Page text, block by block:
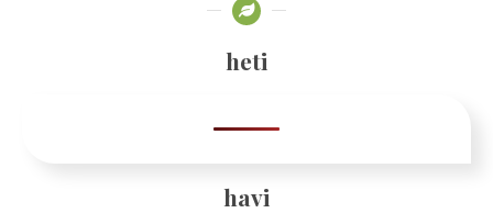
heti
havi